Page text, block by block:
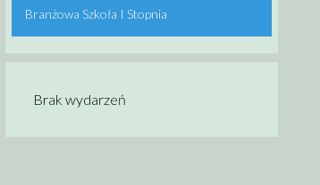
Branżowa Szkoła I Stopnia
Brak wydarzeń